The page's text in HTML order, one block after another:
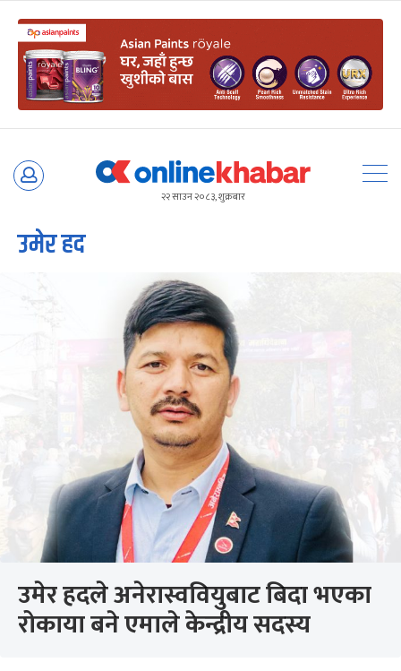
Skip
२२ साउन २०८३, शुक्रबार
उमेर हद
उमेर हदले अनेरास्ववियुबाट बिदा भएका
रोकाया बने एमाले केन्द्रीय सदस्य